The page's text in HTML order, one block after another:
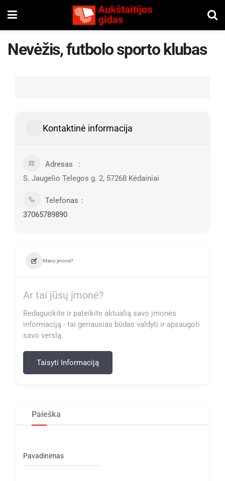
Nevėžis, futbolo sporto klubas
Kontaktinė informacija
Adresas
S. Jaugelio Telegos g. 2, 57268 Kėdainiai
Telefonas
37065789890
Mano įmonė?
Ar tai jūsų įmonė?
Redaguokite ir pateikite aktualią savo įmonės
informaciją - tai geriausias būdas valdyti ir apsaugoti
savo verslą.
Taisyti Informaciją
Paieška
Pavadinimas